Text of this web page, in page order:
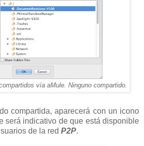
vía aMule. Ninguno compartido.
compartida, aparecerá con un icono
será indicativo de que está disponible
de la red P2P.